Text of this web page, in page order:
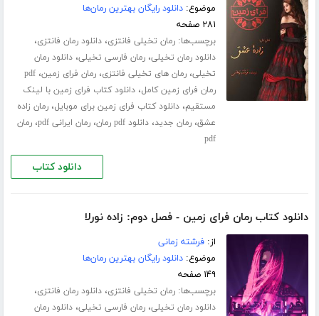
موضوع:دانلود رایگان بهترین رمان‌ها
۲۸۱ صفحه
برچسب‌ها:رمان تخیلی فانتزی،دانلود رمان فانتزی،
دانلود رمان تخیلی،رمان فارسی تخیلی،دانلود رمان
تخیلی،رمان های تخیلی فانتزی،رمان فرای زمین،pdf
رمان فرای زمین کامل،دانلود کتاب فرای زمین با لینک
مستقیم،دانلود کتاب فرای زمین برای موبایل،رمان زاده
عشق،رمان جدید،دانلود pdf رمان ،رمان ایرانی pdf ،رمان
pdf
دانلود کتاب
دانلود کتاب رمان فرای زمین - فصل دوم: زاده نورلا
از:فرشته زمانی
موضوع:دانلود رایگان بهترین رمان‌ها
۱۴۹ صفحه
برچسب‌ها:رمان تخیلی فانتزی،دانلود رمان فانتزی،
دانلود رمان تخیلی،رمان فارسی تخیلی،دانلود رمان